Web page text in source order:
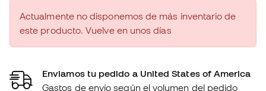
Actualmente no disponemos de más inventario de
este producto. Vuelve en unos días
Enviamos tu pedido a United States of America
Gastos de envío según el volumen del pedido